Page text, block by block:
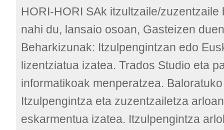
HORI-HORI SAk itzultzaile/zuzentzaile
nahi du, lansaio osoan, Gasteizen
Beharkizunak: Itzulpengintzan edo
lizentziatua izatea. Trados Studio eta
informatikoak menperatzea.
Itzulpengintza eta zuzentzailetza
eskarmentua izatea. Itzulpengintza